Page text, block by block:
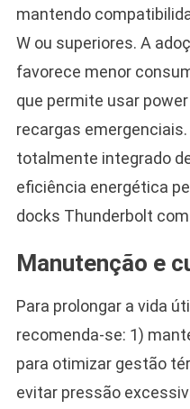
mantendo
W ou superiores. A
favorece menor
que permite usar
recargas
totalmente integrado
eficiência energética
docks Thunderbolt
Manutenção e
Para prolongar a vida
recomenda-se: 1)
para otimizar gestão
evitar pressão